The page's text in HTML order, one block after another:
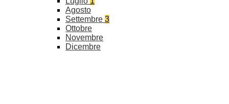
Agosto
Settembre 3
Ottobre
Novembre
Dicembre